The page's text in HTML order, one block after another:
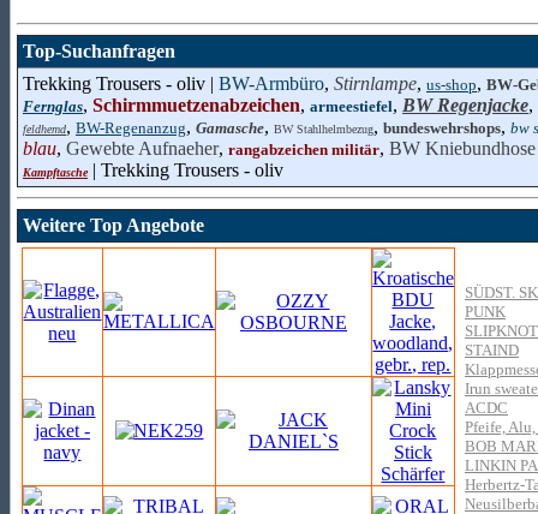
Top-Suchanfragen
Trekking Trousers - oliv | BW-Armbüro, Stirnlampe, us-shop, BW-
Fernglas, Schirmmuetzenabzeichen, armeestiefel, BW Regenjacke,
feldhemd, BW-Regenanzug, Gamasche, BW Stahlhelmbezug, bundeswehrshops, bw
blau, Gewebte Aufnaeher, rangabzeichen militär, BW
Kampftasche| Trekking Trousers - oliv
Weitere Top Angebote
SÜDST.
PUNK
SLIPKNOT
STAIND
Irun
ACDC
Pfeife,
BOB
LINKIN
Herbertz-